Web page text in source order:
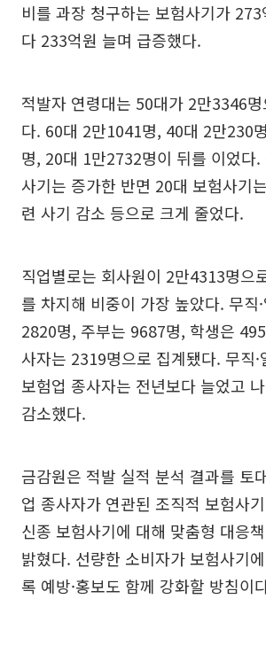
비를 과장 청구하는 보험사기가
다 233억원 늘며 급증했다.
적발자 연령대는 50대가 2만3346
다. 60대 2만1041명, 40대 2만230
명, 20대 1만2732명이 뒤를 이었다.
사기는 증가한 반면 20대 보험사기
련 사기 감소 등으로 크게 줄었다.
직업별로는 회사원이 2만4313명으
를 차지해 비중이 가장 높았다. 무직
2820명, 주부는 9687명, 학생은
사자는 2319명으로 집계됐다. 무직·
보험업 종사자는 전년보다 늘었고
감소했다.
금감원은 적발 실적 분석 결과를 토
업 종사자가 연관된 조직적 보험사
신종 보험사기에 대해 맞춤형 대응
밝혔다. 선량한 소비자가 보험사기
록 예방·홍보도 함께 강화할 방침이